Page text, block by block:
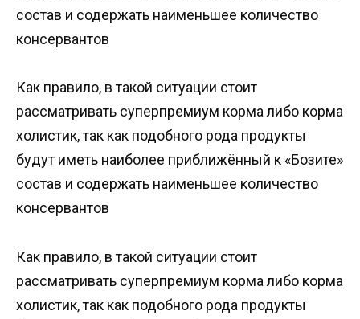
состав и содержать наименьшее количество
консервантов
Как правило, в такой ситуации стоит
рассматривать суперпремиум корма либо корма
холистик, так как подобного рода продукты
будут иметь наиболее приближённый к «Бозите»
состав и содержать наименьшее количество
консервантов
Как правило, в такой ситуации стоит
рассматривать суперпремиум корма либо корма
холистик, так как подобного рода продукты